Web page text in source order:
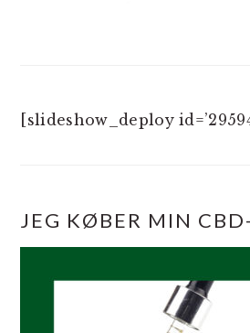
[slideshow_deploy
JEG KØBER MIN